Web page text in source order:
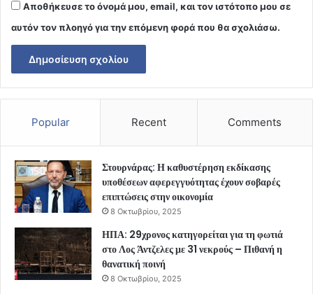
Αποθήκευσε το όνομά μου, email, και τον ιστότοπο μου σε
αυτόν τον πλοηγό για την επόμενη φορά που θα σχολιάσω.
Popular Recent Comments
Στουρνάρας: Η καθυστέρηση εκδίκασης
υποθέσεων αφερεγγυότητας έχουν σοβαρές
επιπτώσεις στην οικονομία
8 Οκτωβρίου, 2025
ΗΠΑ: 29χρονος κατηγορείται για τη φωτιά
στο Λος Άντζελες με 31 νεκρούς – Πιθανή η
θανατική ποινή
8 Οκτωβρίου, 2025